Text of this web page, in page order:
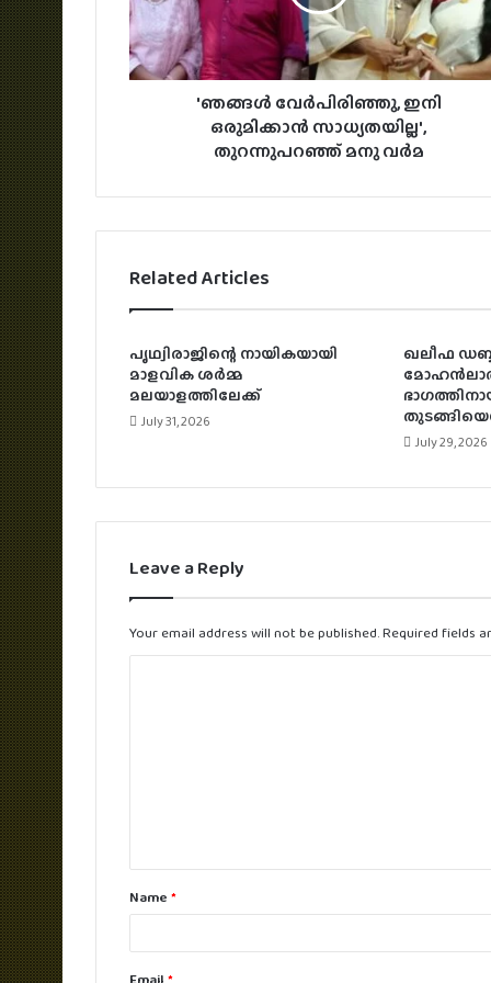
'ഞങ്ങൾ വേർപിരിഞ്ഞു, ഇനി
ഒരുമിക്കാൻ സാധ്യതയില്ല',
തുറന്നുപറഞ്ഞ് മനു വര്‍മ
Related Articles
പൃഥ്വിരാജിന്റെ നായികയായി
മാളവിക ശര്‍മ്മ
മലയാളത്തിലേക്ക്
July 31, 2026
ഖലീഫ
July 29, 2026
Leave a Reply
Your email address will not be published.Required fields
t
*Name *